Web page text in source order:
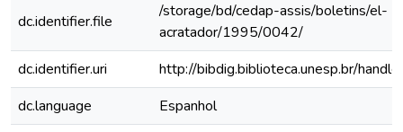
dc.identifier.file
/storage/bd/cedap-assis/boletins/el-
acratador/1995/0042/
dc.identifier.uri
http://bibdig.biblioteca.unesp.br/
dc.language
Espanhol